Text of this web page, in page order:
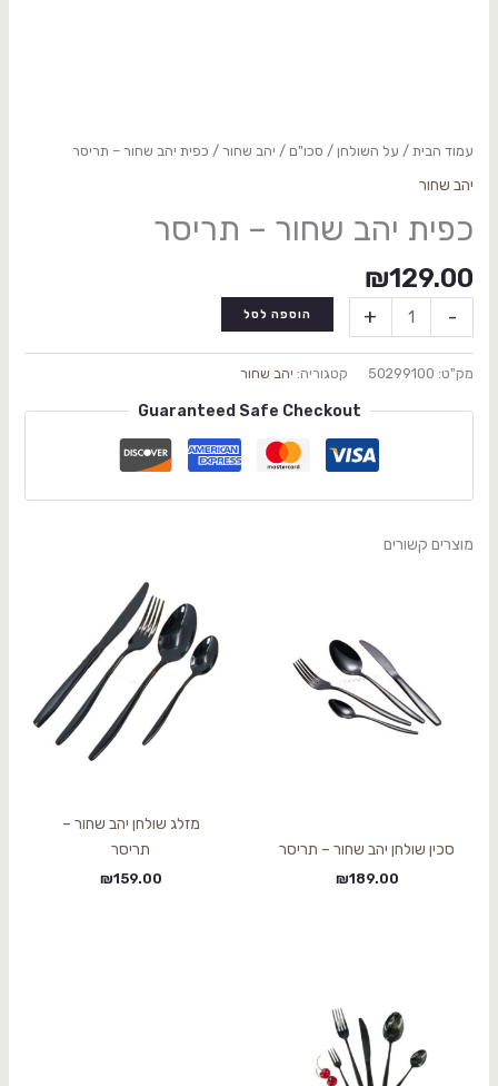
עמוד הבית/ על השולחן / סכו"ם / יהב שחור/ כפית יהב שחור – תריסר
יהב שחור
כפית יהב שחור – תריסר
₪129.00
-
+ הוספה לסל
מק"ט: 50299100 קטגוריה: יהב שחור
Guaranteed Safe Checkout
מוצרים קשורים
סכין שולחן יהב שחור – תריסר
₪189.00
מזלג שולחן יהב שחור –
תריסר
₪159.00